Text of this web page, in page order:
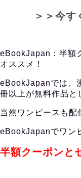
＞＞今す
eBookJapan：半額
オススメ！
eBookJapanでは、
冊以上が無料作品と
当然ワンピースも配
eBookJapanでワン
半額クーポンと